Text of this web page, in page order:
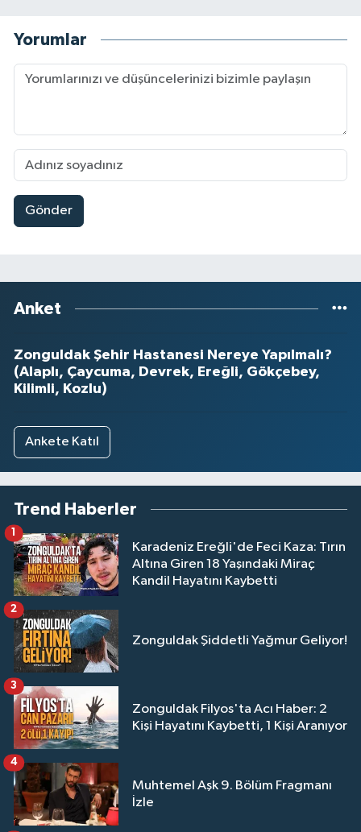
Yorumlar
Gönder
Anket
Zonguldak Şehir Hastanesi Nereye Yapılmalı?
(Alaplı, Çaycuma, Devrek, Ereğli, Gökçebey,
Kilimli, Kozlu)
Ankete Katıl
Trend Haberler
Karadeniz Ereğli'de Feci Kaza: Tırın
Altına Giren 18 Yaşındaki Miraç
Kandil Hayatını Kaybetti
1
Zonguldak Şiddetli Yağmur Geliyor!
2
Zonguldak Filyos'ta Acı Haber: 2
Kişi Hayatını Kaybetti, 1 Kişi Aranıyor
3
Muhtemel Aşk 9. Bölüm Fragmanı
İzle
4